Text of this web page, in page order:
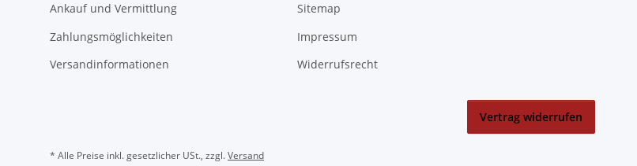
Ankauf und Vermittlung
Zahlungsmöglichkeiten
Versandinformationen
Sitemap
Impressum
Widerrufsrecht
Vertrag widerrufen
* Alle Preise inkl. gesetzlicher USt., zzgl.Versand